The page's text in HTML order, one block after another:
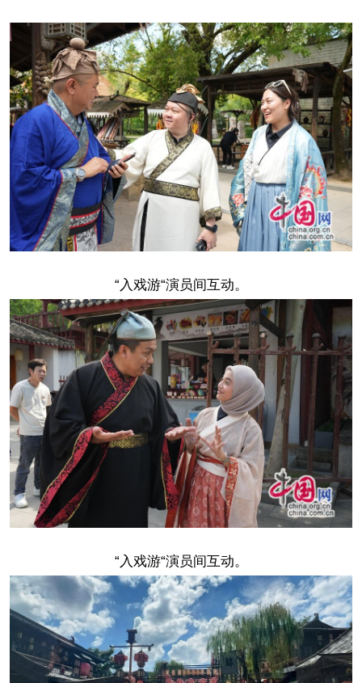
“入戏游“演员间互动。
“入戏游“演员间互动。